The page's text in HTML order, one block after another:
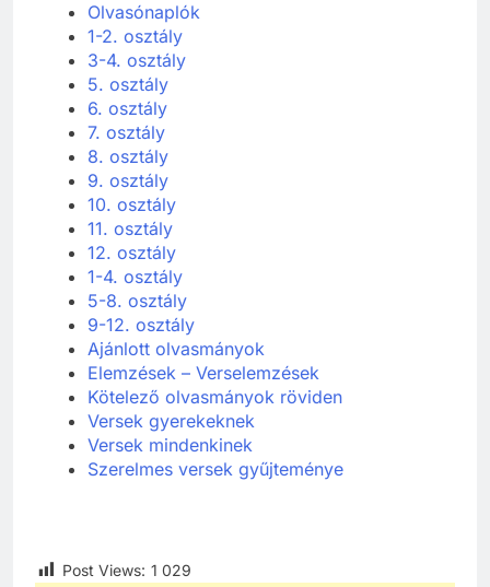
Olvasónaplók
1-2. osztály
3-4. osztály
5. osztály
6. osztály
7. osztály
8. osztály
9. osztály
10. osztály
11. osztály
12. osztály
1-4. osztály
5-8. osztály
9-12. osztály
Ajánlott olvasmányok
Elemzések – Verselemzések
Kötelező olvasmányok röviden
Versek gyerekeknek
Versek mindenkinek
Szerelmes versek gyűjteménye
Post Views: 1 029